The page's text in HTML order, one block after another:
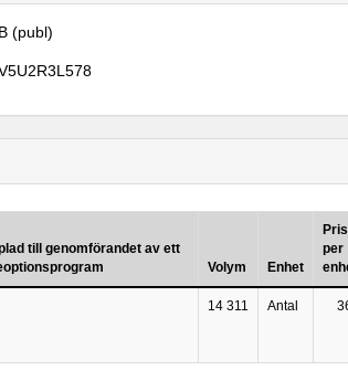
(publ)
till genomförandet av ett
Volym Enhet
Pris
per
14 311 Antal